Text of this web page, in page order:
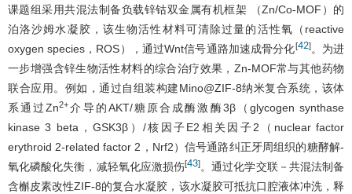
课题组采用共混法制备负载锌钴双金属有机框架 （Zn/Co-MOF）的
泊洛沙姆水凝胶，该生物活性材料可清除过量的活性氧（reactive
oxygen species，ROS），通过Wnt信号通路加速成骨分化[42]。为进
一步增强含锌生物活性材料的综合治疗效果，Zn-MOF常与其他药物
联合应用。例如，通过自组装构建Mino@ZIF-8纳米复合系统，该体
系通过Zn2+介导的AKT/糖原合成酶激酶3β（glycogen synthase
kinase 3 beta，GSK3β）/核因子E2相关因子2（nuclear factor
erythroid 2-related factor 2，Nrf2）信号通路纠正牙周组织的糖酵解-
氧化磷酸化失衡，减轻氧化应激损伤[43]。通过化学交联－共混法制备
含槲皮素改性ZIF-8的复合水凝胶，该水凝胶可抵抗口腔液体冲洗，释